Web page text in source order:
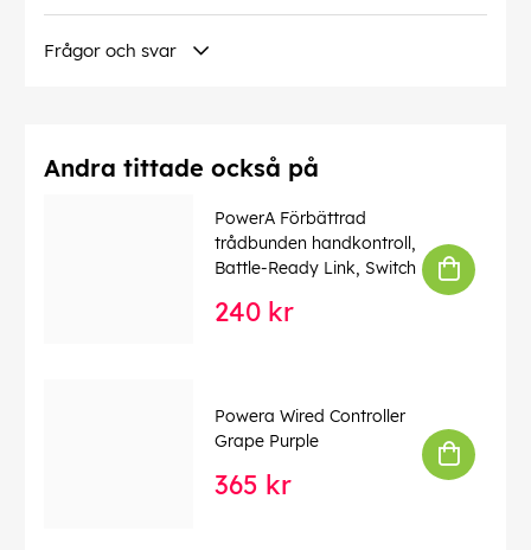
Frågor och svar
Andra tittade också på
PowerA Förbättrad
trådbunden handkontroll,
Battle-Ready Link, Switch
240 kr
Powera Wired Controller
Grape Purple
365 kr